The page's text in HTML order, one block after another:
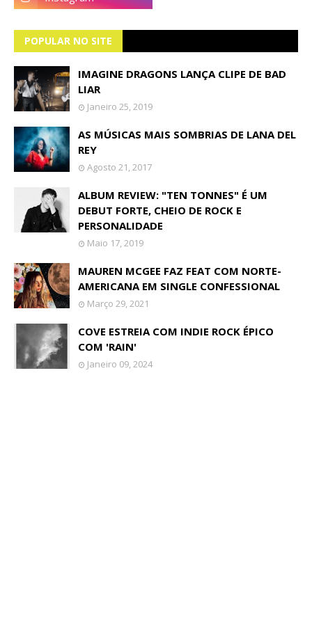
POPULAR NO SITE
IMAGINE DRAGONS LANÇA CLIPE DE BAD
LIAR
Janeiro 25, 2019
AS MÚSICAS MAIS SOMBRIAS DE LANA DEL
REY
Agosto 21, 2017
ALBUM REVIEW: "TEN TONNES" É UM
DEBUT FORTE, CHEIO DE ROCK E
PERSONALIDADE
Maio 17, 2019
MAUREN MCGEE FAZ FEAT COM NORTE-
AMERICANA EM SINGLE CONFESSIONAL
Março 29, 2021
COVE ESTREIA COM INDIE ROCK ÉPICO
COM 'RAIN'
Janeiro 09, 2024